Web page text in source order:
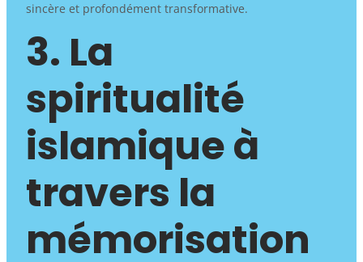
sincère et profondément transformative.
3. La
spiritualité
islamique à
travers la
mémorisation